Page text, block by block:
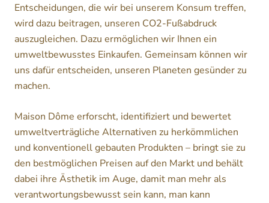
Entscheidungen, die wir bei unserem Konsum treffen,
wird dazu beitragen, unseren CO2-Fußabdruck
auszugleichen. Dazu ermöglichen wir Ihnen ein
umweltbewusstes Einkaufen. Gemeinsam können wir
uns dafür entscheiden, unseren Planeten gesünder zu
machen.
Maison Dôme erforscht, identifiziert und bewertet
umweltverträgliche Alternativen zu herkömmlichen
und konventionell gebauten Produkten – bringt sie zu
den bestmöglichen Preisen auf den Markt und behält
dabei ihre Ästhetik im Auge, damit man mehr als
verantwortungsbewusst sein kann, man kann